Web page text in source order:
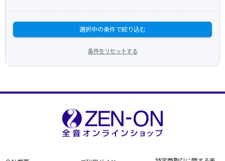
選択中の条件で絞り込む
条件をリセットする